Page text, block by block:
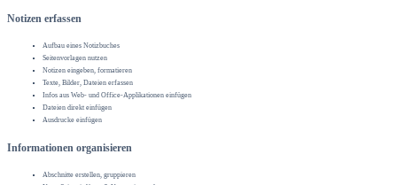
Notizen erfassen
Aufbau eines Notizbuches
Seitenvorlagen nutzen
Notizen eingeben, formatieren
Texte, Bilder, Dateien erfassen
Infos aus Web- und Office-Applikationen einfügen
Dateien direkt einfügen
Ausdrucke einfügen
Informationen organisieren
Abschnitte erstellen, gruppieren